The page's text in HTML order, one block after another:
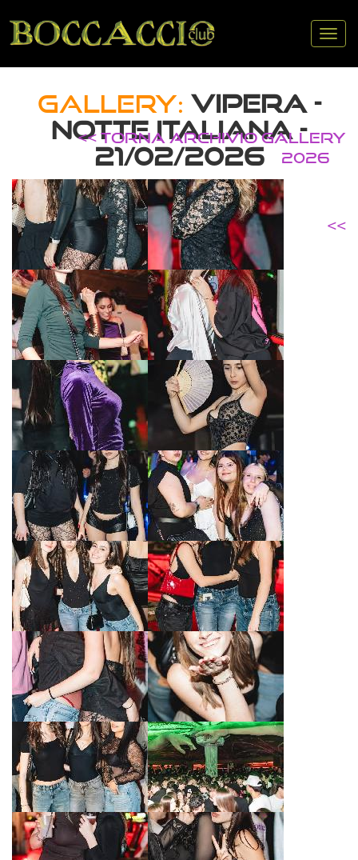
GALLERY: VIPERA -
NOTTE ITALIANA -
21/02/2026
<< TORNA ARCHIVIO GALLERY
2026
<<